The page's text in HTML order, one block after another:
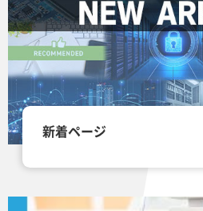
新着ページ